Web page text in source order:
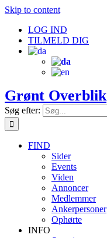
Skip to content
LOG IND
TILMELD DIG
Grønt Overblik
Søg efter:
FIND
Sider
Events
Viden
Annoncer
Medlemmer
Ankerpersoner
Ophørte
INFO